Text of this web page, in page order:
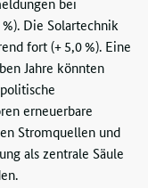
Die Solartechnik
fort (+ 5,0 %). Eine
Jahre könnten
erneuerbare
Stromquellen und
als zentrale Säule